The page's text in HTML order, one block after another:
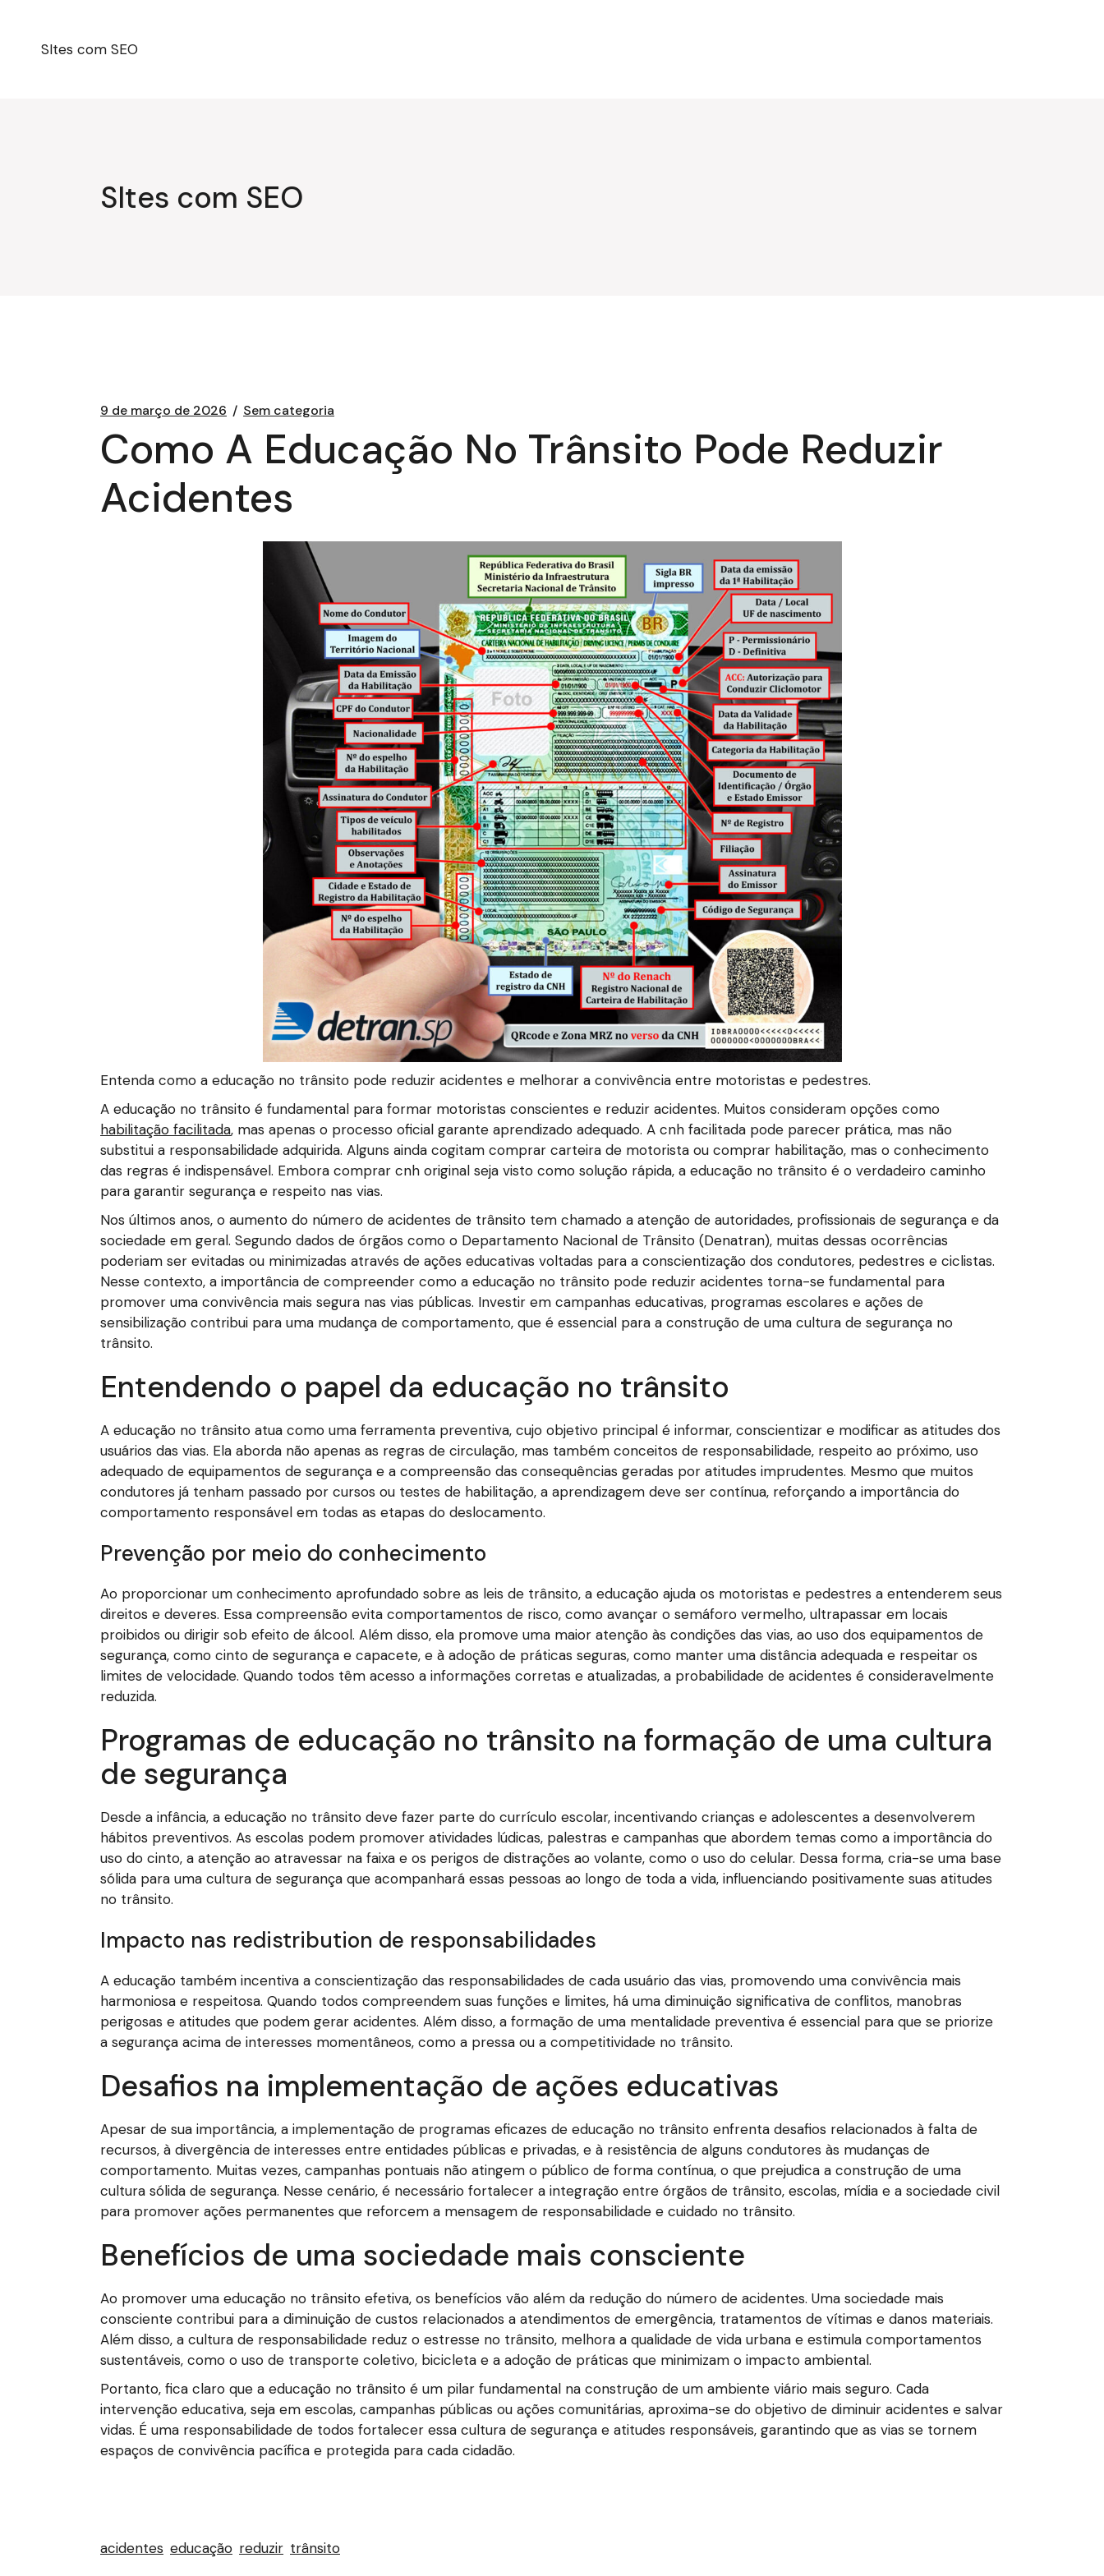
conteúdoSItes com SEO
SItes com SEO
9 de março de 2026 Sem categoria
Como A Educação No Trânsito Pode Reduzir
Acidentes
Entenda como a educação no trânsito pode reduzir acidentes e melhorar a convivência entre motoristas e pedestres.
A educação no trânsito é fundamental para formar motoristas conscientes e reduzir acidentes. Muitos consideram opções como
habilitação facilitada, mas apenas o processo oficial garante aprendizado adequado. A cnh facilitada pode parecer prática, mas não
substitui a responsabilidade adquirida. Alguns ainda cogitam comprar carteira de motorista ou comprar habilitação, mas o conhecimento
das regras é indispensável. Embora comprar cnh original seja visto como solução rápida, a educação no trânsito é o verdadeiro caminho
para garantir segurança e respeito nas vias.
Nos últimos anos, o aumento do número de acidentes de trânsito tem chamado a atenção de autoridades, profissionais de segurança e da
sociedade em geral. Segundo dados de órgãos como o Departamento Nacional de Trânsito (Denatran), muitas dessas ocorrências
poderiam ser evitadas ou minimizadas através de ações educativas voltadas para a conscientização dos condutores, pedestres e ciclistas.
Nesse contexto, a importância de compreender como a educação no trânsito pode reduzir acidentes torna-se fundamental para
promover uma convivência mais segura nas vias públicas. Investir em campanhas educativas, programas escolares e ações de
sensibilização contribui para uma mudança de comportamento, que é essencial para a construção de uma cultura de segurança no
trânsito.
Entendendo o papel da educação no trânsito
A educação no trânsito atua como uma ferramenta preventiva, cujo objetivo principal é informar, conscientizar e modificar as atitudes dos
usuários das vias. Ela aborda não apenas as regras de circulação, mas também conceitos de responsabilidade, respeito ao próximo, uso
adequado de equipamentos de segurança e a compreensão das consequências geradas por atitudes imprudentes. Mesmo que muitos
condutores já tenham passado por cursos ou testes de habilitação, a aprendizagem deve ser contínua, reforçando a importância do
comportamento responsável em todas as etapas do deslocamento.
Prevenção por meio do conhecimento
Ao proporcionar um conhecimento aprofundado sobre as leis de trânsito, a educação ajuda os motoristas e pedestres a entenderem seus
direitos e deveres. Essa compreensão evita comportamentos de risco, como avançar o semáforo vermelho, ultrapassar em locais
proibidos ou dirigir sob efeito de álcool. Além disso, ela promove uma maior atenção às condições das vias, ao uso dos equipamentos de
segurança, como cinto de segurança e capacete, e à adoção de práticas seguras, como manter uma distância adequada e respeitar os
limites de velocidade. Quando todos têm acesso a informações corretas e atualizadas, a probabilidade de acidentes é consideravelmente
reduzida.
Programas de educação no trânsito na formação de uma cultura
de segurança
Desde a infância, a educação no trânsito deve fazer parte do currículo escolar, incentivando crianças e adolescentes a desenvolverem
hábitos preventivos. As escolas podem promover atividades lúdicas, palestras e campanhas que abordem temas como a importância do
uso do cinto, a atenção ao atravessar na faixa e os perigos de distrações ao volante, como o uso do celular. Dessa forma, cria-se uma base
sólida para uma cultura de segurança que acompanhará essas pessoas ao longo de toda a vida, influenciando positivamente suas atitudes
no trânsito.
Impacto nas redistribution de responsabilidades
A educação também incentiva a conscientização das responsabilidades de cada usuário das vias, promovendo uma convivência mais
harmoniosa e respeitosa. Quando todos compreendem suas funções e limites, há uma diminuição significativa de conflitos, manobras
perigosas e atitudes que podem gerar acidentes. Além disso, a formação de uma mentalidade preventiva é essencial para que se priorize
a segurança acima de interesses momentâneos, como a pressa ou a competitividade no trânsito.
Desafios na implementação de ações educativas
Apesar de sua importância, a implementação de programas eficazes de educação no trânsito enfrenta desafios relacionados à falta de
recursos, à divergência de interesses entre entidades públicas e privadas, e à resistência de alguns condutores às mudanças de
comportamento. Muitas vezes, campanhas pontuais não atingem o público de forma contínua, o que prejudica a construção de uma
cultura sólida de segurança. Nesse cenário, é necessário fortalecer a integração entre órgãos de trânsito, escolas, mídia e a sociedade civil
para promover ações permanentes que reforcem a mensagem de responsabilidade e cuidado no trânsito.
Benefícios de uma sociedade mais consciente
Ao promover uma educação no trânsito efetiva, os benefícios vão além da redução do número de acidentes. Uma sociedade mais
consciente contribui para a diminuição de custos relacionados a atendimentos de emergência, tratamentos de vítimas e danos materiais.
Além disso, a cultura de responsabilidade reduz o estresse no trânsito, melhora a qualidade de vida urbana e estimula comportamentos
sustentáveis, como o uso de transporte coletivo, bicicleta e a adoção de práticas que minimizam o impacto ambiental.
Portanto, fica claro que a educação no trânsito é um pilar fundamental na construção de um ambiente viário mais seguro. Cada
intervenção educativa, seja em escolas, campanhas públicas ou ações comunitárias, aproxima-se do objetivo de diminuir acidentes e salvar
vidas. É uma responsabilidade de todos fortalecer essa cultura de segurança e atitudes responsáveis, garantindo que as vias se tornem
espaços de convivência pacífica e protegida para cada cidadão.
acidentes educação reduzir trânsito